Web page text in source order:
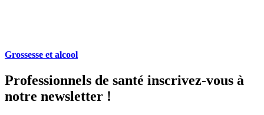
Grossesse et alcool
Professionnels de santé inscrivez-vous à
notre newsletter !